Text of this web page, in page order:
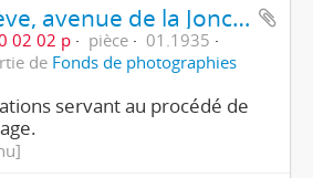
Genève, avenue de la Jonction : atelier de galvanoplastie de l'usine Gardy
02 02 p pièce
01.1935
de Fonds de photographies
servant au procédé de